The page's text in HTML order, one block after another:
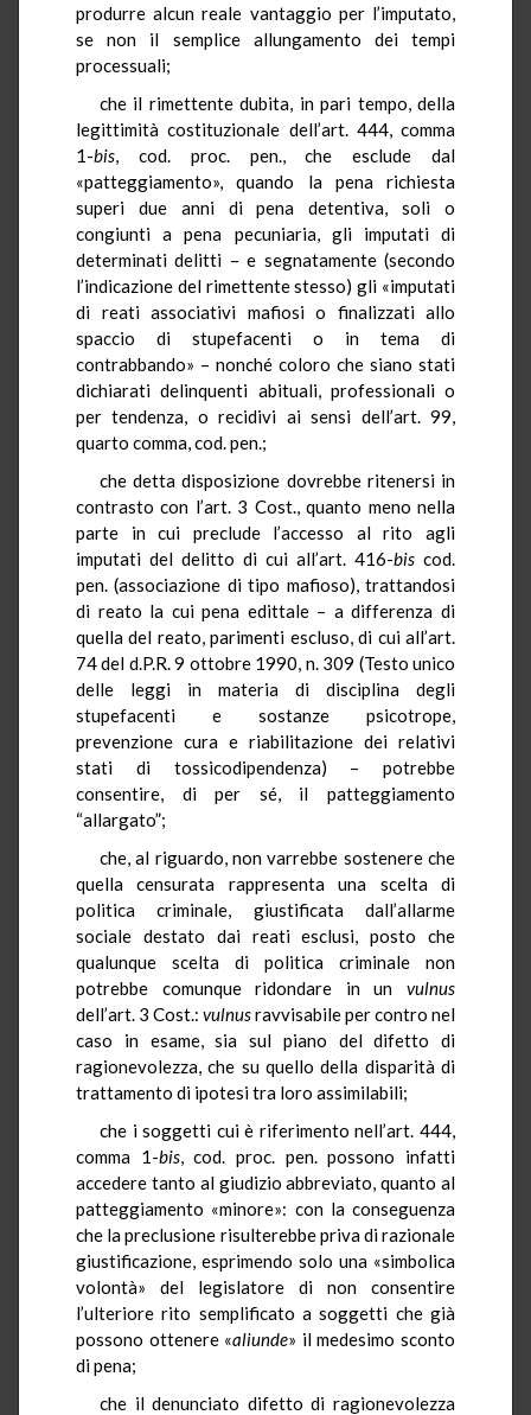
produrre alcun reale vantaggio per l’imputato,
se non il semplice allungamento dei tempi
processuali;
che il rimettente dubita, in pari tempo, della
legittimità costituzionale dell’art. 444, comma
1-bis, cod. proc. pen., che esclude dal
«patteggiamento», quando la pena richiesta
superi due anni di pena detentiva, soli o
congiunti a pena pecuniaria, gli imputati di
determinati delitti – e segnatamente (secondo
l’indicazione del rimettente stesso) gli «imputati
di reati associativi mafiosi o finalizzati allo
spaccio di stupefacenti o in tema di
contrabbando» – nonché coloro che siano stati
dichiarati delinquenti abituali, professionali o
per tendenza, o recidivi ai sensi dell’art. 99,
quarto comma, cod. pen.;
che detta disposizione dovrebbe ritenersi in
contrasto con l’art. 3 Cost., quanto meno nella
parte in cui preclude l’accesso al rito agli
imputati del delitto di cui all’art. 416-bis cod.
pen. (associazione di tipo mafioso), trattandosi
di reato la cui pena edittale – a differenza di
quella del reato, parimenti escluso, di cui all’art.
74 del d.P.R. 9 ottobre 1990, n. 309 (Testo unico
delle leggi in materia di disciplina degli
stupefacenti e sostanze psicotrope,
prevenzione cura e riabilitazione dei relativi
stati di tossicodipendenza) – potrebbe
consentire, di per sé, il patteggiamento
“allargato”;
che, al riguardo, non varrebbe sostenere che
quella censurata rappresenta una scelta di
politica criminale, giustificata dall’allarme
sociale destato dai reati esclusi, posto che
qualunque scelta di politica criminale non
potrebbe comunque ridondare in un vulnus
dell’art. 3 Cost.: vulnusravvisabile per contro nel
caso in esame, sia sul piano del difetto di
ragionevolezza, che su quello della disparità di
trattamento di ipotesi tra loro assimilabili;
che i soggetti cui è riferimento nell’art. 444,
comma 1-bis, cod. proc. pen. possono infatti
accedere tanto al giudizio abbreviato, quanto al
patteggiamento «minore»: con la conseguenza
che la preclusione risulterebbe priva di razionale
giustificazione, esprimendo solo una «simbolica
volontà» del legislatore di non consentire
l’ulteriore rito semplificato a soggetti che già
possono ottenere «aliunde» il medesimo sconto
di pena;
che il denunciato difetto di ragionevolezza